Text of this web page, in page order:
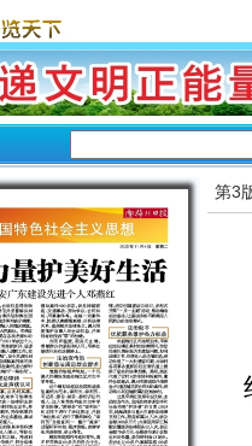
第3